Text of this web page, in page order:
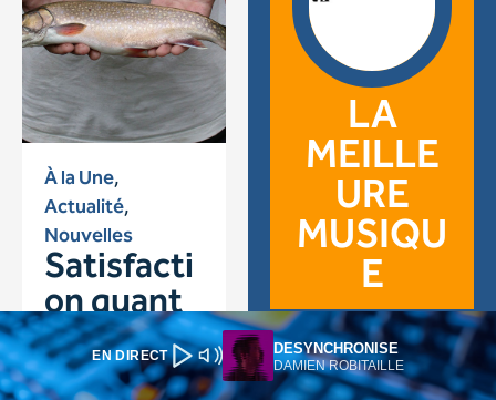
EN DIRECT DESYNCHRONISE
DAMIEN ROBITAILLE